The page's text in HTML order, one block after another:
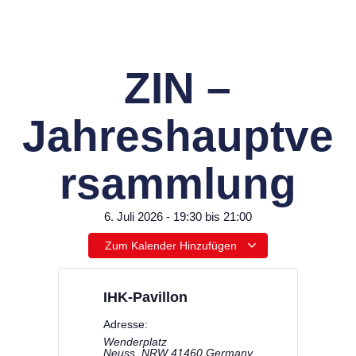
ZIN –
Jahreshauptve
rsammlung
6. Juli 2026 - 19:30 bis 21:00
Zum Kalender Hinzufügen
IHK-Pavillon
Adresse:
Wenderplatz
Neuss, NRW 41460 Germany